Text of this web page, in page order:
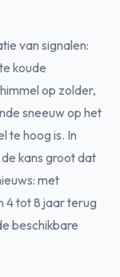
van signalen:
koude
op zolder,
sneeuw op het
te hoog is. In
kans groot dat
met
4 tot 8 jaar terug
beschikbare